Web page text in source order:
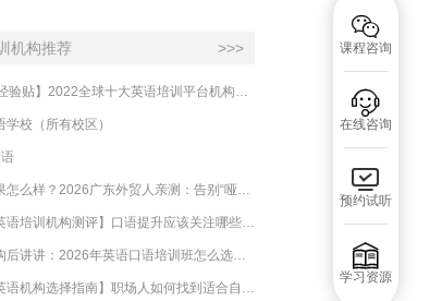

课程咨询

在线咨询

预约试听

学习资源
机构推荐 >>>
学校（所有校区）